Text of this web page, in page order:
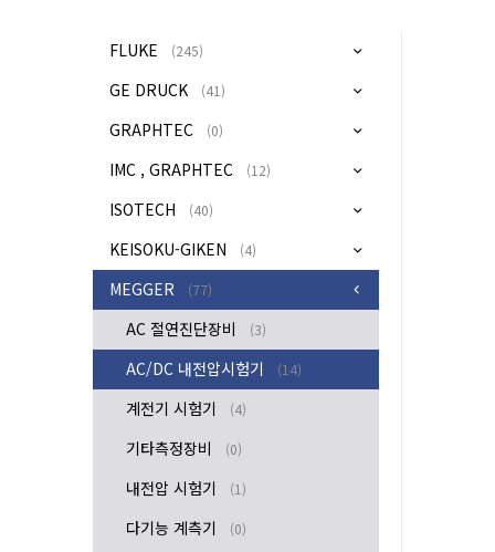
FLUKE (245)
GE DRUCK (41)
GRAPHTEC (0)
IMC , GRAPHTEC (12)
ISOTECH (40)
KEISOKU-GIKEN (4)
MEGGER (77)
AC 절연진단장비 (3)
AC/DC 내전압시험기 (14)
계전기 시험기 (4)
기타측정장비 (0)
내전압 시험기 (1)
다기능 계측기 (0)